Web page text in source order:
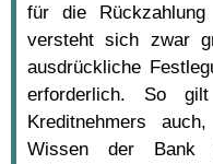
für die
versteht sich zwar
ausdrückliche
erforderlich. So
Kreditnehmers
Wissen der